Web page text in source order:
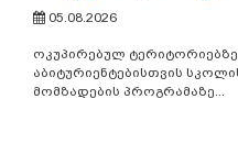
05.08.2026
ოკუპირებულ
აბიტურიენტებისთვის
მომზადების პროგრამაზე...